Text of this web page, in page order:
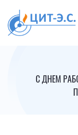
С ДНЕМ